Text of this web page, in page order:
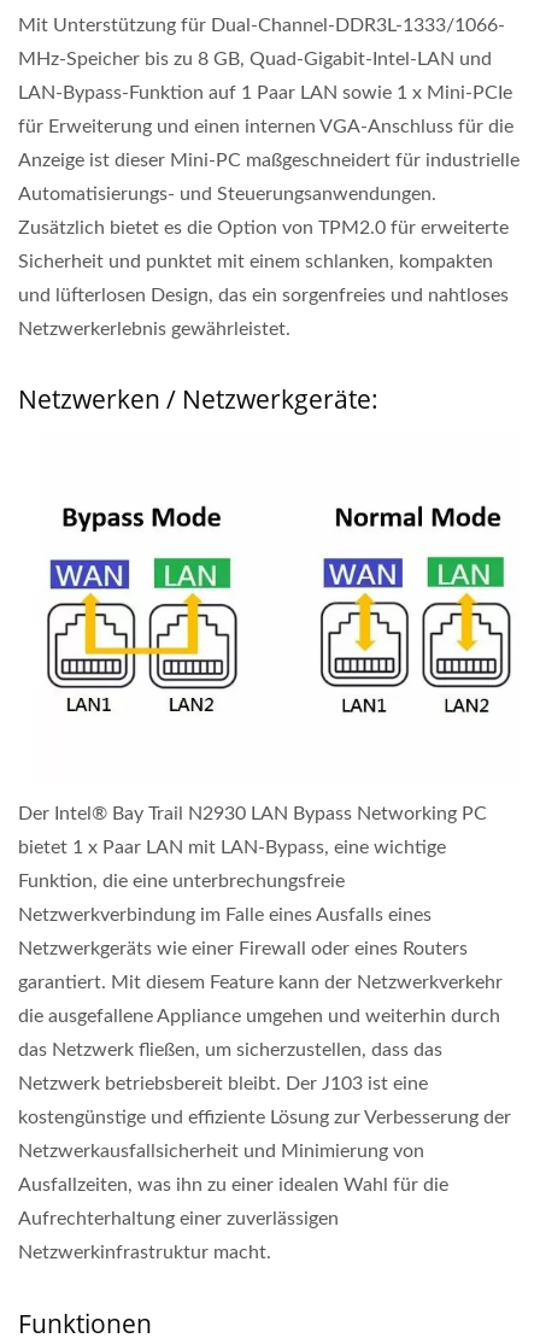
Mit Unterstützung für Dual-Channel-DDR3L-1333/1066-
MHz-Speicher bis zu 8 GB, Quad-Gigabit-Intel-LAN und
LAN-Bypass-Funktion auf 1 Paar LAN sowie 1 x Mini-PCIe
für Erweiterung und einen internen VGA-Anschluss für die
Anzeige ist dieser Mini-PC maßgeschneidert für industrielle
Automatisierungs- und Steuerungsanwendungen.
Zusätzlich bietet es die Option von TPM2.0 für erweiterte
Sicherheit und punktet mit einem schlanken, kompakten
und lüfterlosen Design, das ein sorgenfreies und nahtloses
Netzwerkerlebnis gewährleistet.
Netzwerken / Netzwerkgeräte:
Der Intel® Bay Trail N2930 LAN Bypass Networking PC
bietet 1 x Paar LAN mit LAN-Bypass, eine wichtige
Funktion, die eine unterbrechungsfreie
Netzwerkverbindung im Falle eines Ausfalls eines
Netzwerkgeräts wie einer Firewall oder eines Routers
garantiert. Mit diesem Feature kann der Netzwerkverkehr
die ausgefallene Appliance umgehen und weiterhin durch
das Netzwerk fließen, um sicherzustellen, dass das
Netzwerk betriebsbereit bleibt. Der J103 ist eine
kostengünstige und effiziente Lösung zur Verbesserung der
Netzwerkausfallsicherheit und Minimierung von
Ausfallzeiten, was ihn zu einer idealen Wahl für die
Aufrechterhaltung einer zuverlässigen
Netzwerkinfrastruktur macht.
Funktionen